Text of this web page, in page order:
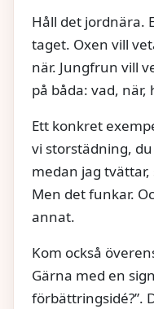
Håll det jordnära.
taget. Oxen vill
när. Jungfrun vill
på båda: vad, när,
Ett konkret
vi storstädning,
medan jag
Men det funkar.
annat.
Kom också
Gärna med en
förbättringsidé?”.